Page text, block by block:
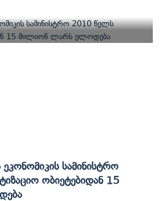
Სამინისტრო
Ობიეტებიდან 15